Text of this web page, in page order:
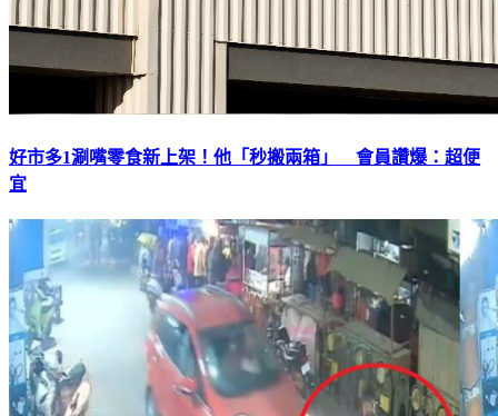
好市多1涮嘴零食新上架！他「秒搬兩箱」 會員讚爆：超便
宜